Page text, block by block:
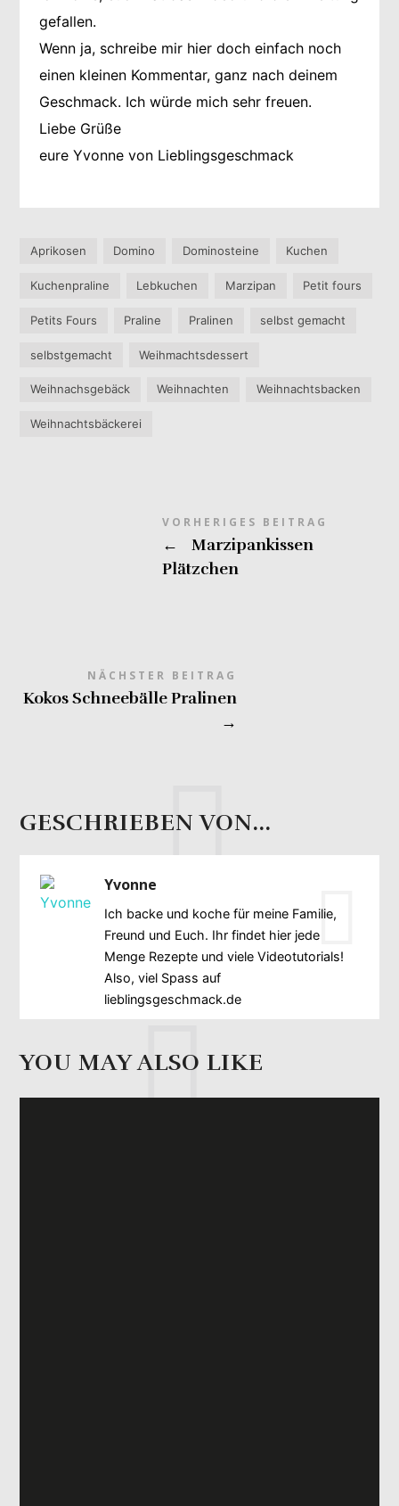
gefallen.
Wenn ja, schreibe mir hier doch einfach noch
einen kleinen Kommentar, ganz nach deinem
Geschmack. Ich würde mich sehr freuen.
Liebe Grüße
eure Yvonne von Lieblingsgeschmack
Aprikosen Domino Dominosteine Kuchen
Kuchenpraline Lebkuchen Marzipan Petit fours
Petits Fours Praline Pralinen selbst gemacht
selbstgemacht Weihmachtsdessert
Weihnachsgebäck Weihnachten Weihnachtsbacken
Weihnachtsbäckerei
VORHERIGES BEITRAG
←
Marzipankissen
Plätzchen
NÄCHSTER BEITRAG
Kokos Schneebälle Pralinen
→
GESCHRIEBEN VON...
Yvonne
Ich backe und koche für meine Familie,
Freund und Euch. Ihr findet hier jede
Menge Rezepte und viele Videotutorials!
Also, viel Spass auf
lieblingsgeschmack.de
YOU MAY ALSO LIKE